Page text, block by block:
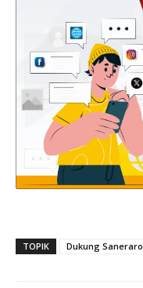
TOPIK Dukung Saneraro